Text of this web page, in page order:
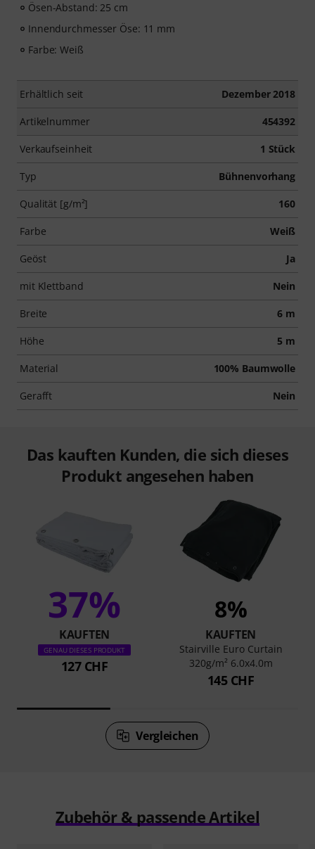
Ösen-Abstand: 25 cm
Innendurchmesser Öse: 11 mm
Farbe: Weiß
Erhältlich seit Dezember 2018
Artikelnummer 454392
Verkaufseinheit 1 Stück
Typ Bühnenvorhang
Qualität [g/m²] 160
Farbe Weiß
Geöst Ja
mit Klettband Nein
Breite 6 m
Höhe 5 m
Material 100% Baumwolle
Gerafft Nein
Das kauften Kunden, die sich dieses
Produkt angesehen haben
37%
KAUFTEN
GENAU DIESES PRODUKT
127 CHF
8%
KAUFTEN
Stairville Euro Curtain
320g/m² 6.0x4.0m
145 CHF
Vergleichen
Zubehör & passende Artikel